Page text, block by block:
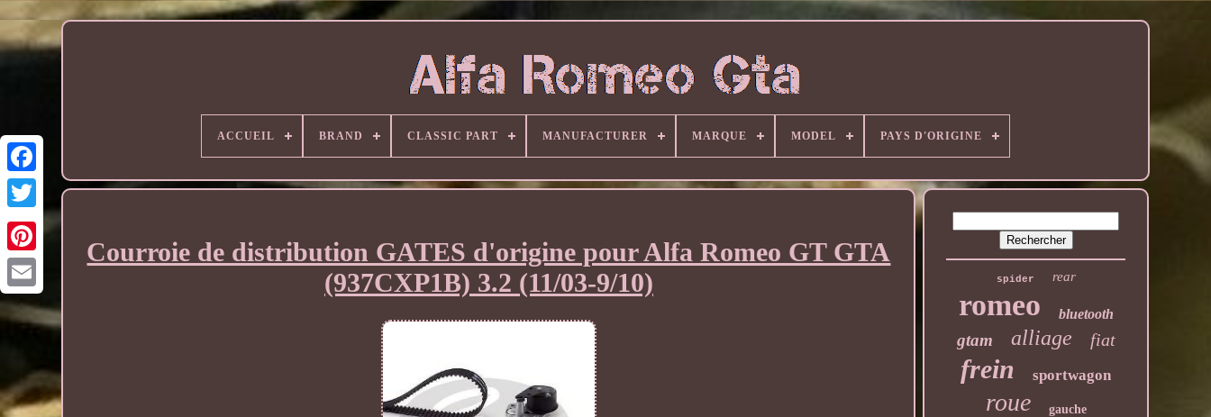
ACCUEIL BRAND CLASSIC PART MANUFACTURER MARQUE MODEL PAYS D'ORIGINE
Courroie de distribution GATES d'origine pour Alfa Romeo GT GTA
(937CXP1B) 3.2 (11/03-9/10)
spider rear
romeo bluetooth
gtam alliage fiat
frein sportwagon
roue gauche